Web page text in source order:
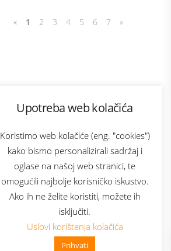
Upotreba web kolačića
Koristimo web kolačiće (eng. "cookies")
kako bismo personalizirali sadržaj i
oglase na našoj web stranici, te
omogućili najbolje korisničko iskustvo.
Ako ih ne želite koristiti, možete ih
isključiti.
Uslovi korištenja kolačića
Prihvati
👋 Zdravo, kako mogu pomoći?
« 1 2 3 4 5 6 7 »
Bonus plus
Prijava za newsletter